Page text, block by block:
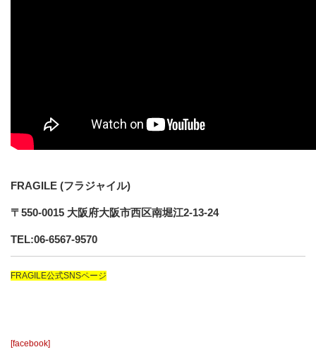
FRAGILE (フラジャイル)
〒550-0015 大阪府大阪市西区南堀江2-13-24
TEL:06-6567-9570
FRAGILE公式SNSページ
[facebook]